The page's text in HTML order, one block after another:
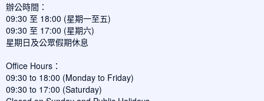
辦公時間：
09:30 至 18:00 (星期一至五)
09:30 至 17:00 (星期六)
星期日及公眾假期休息
Office Hours：
09:30 to 18:00 (Monday to Friday)
09:30 to 17:00 (Saturday)